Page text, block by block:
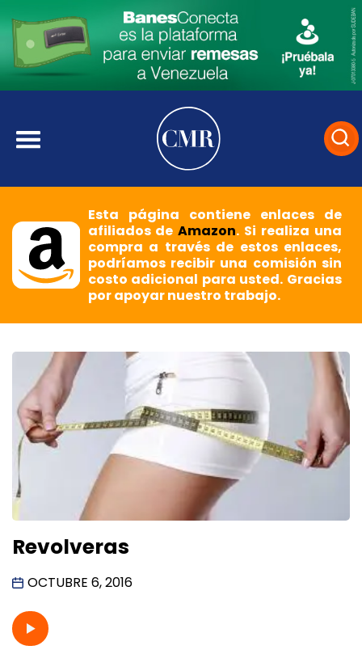
Esta página contiene enlaces de
afiliados deAmazon. Si realiza una
compra a través de estos enlaces,
podríamos recibir una comisión sin
costo adicional para usted. Gracias
por apoyar nuestro trabajo.
Revolveras
OCTUBRE 6, 2016